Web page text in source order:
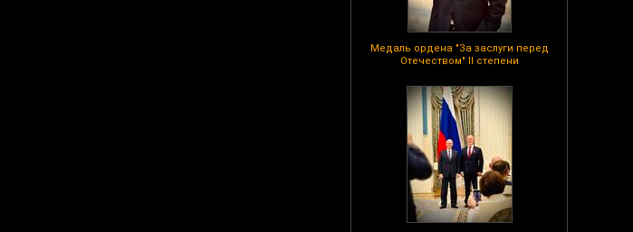
Медаль ордена "За заслуги перед
Отечеством" II степени